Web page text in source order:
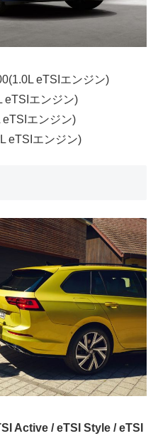
eTSIエンジン)
eTSIエンジン)
エンジン)
eTSIエンジン)
Active / eTSI Style / eTSI